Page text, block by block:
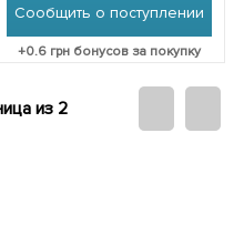
Сообщить о поступлении
+0.6грн бонусов за покупку
из 2